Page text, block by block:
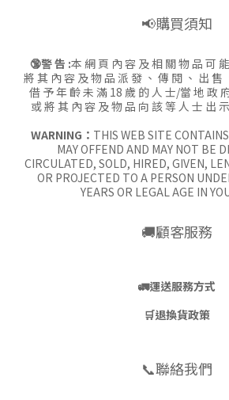
📢購買須知
🔞警 告 :本 網 頁 內 容 及 相 關 物 品 可
將 其 內 容 及 物 品 派 發 、 傳 閱 、 出 售
借 予 年 齡 未 滿 18 歲 的 人 士/當 地 政
或 將 其 內 容 及 物 品 向 該 等 人 士 出
WARNING： THIS WEB SITE
MAY OFFEND AND MAY NOT BE
CIRCULATED, SOLD, HIRED, GIVEN,
OR PROJECTED TO A PERSON
YEARS OR LEGAL AGE IN
🚚顧客服務
🚛運送服務方式
🛒退換貨政策
📞聯絡我們